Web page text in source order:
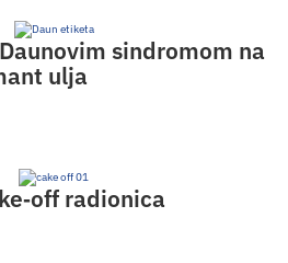
sindromom na
ulja
radionica